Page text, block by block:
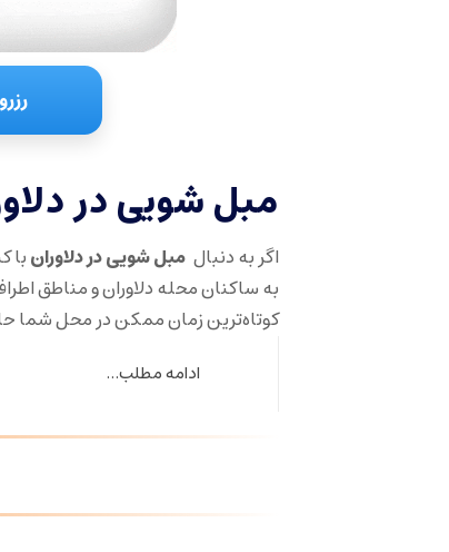
مبل شویی در
اگر به دنبال مبل شویی در دلاورانبا
به ساکنان محله دلاوران و مناطق
کوتاه‌ترین زمان ممکن در محل شما
ادامه مطلب...